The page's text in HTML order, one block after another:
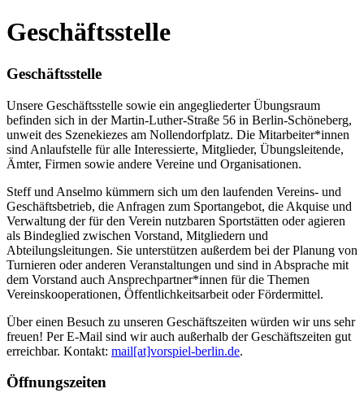
Geschäftsstelle
Geschäftsstelle
Unsere Geschäftsstelle sowie ein angegliederter Übungsraum
befinden sich in der Martin-Luther-Straße 56 in Berlin-Schöneberg,
unweit des Szenekiezes am Nollendorfplatz. Die Mitarbeiter*innen
sind Anlaufstelle für alle Interessierte, Mitglieder, Übungsleitende,
Ämter, Firmen sowie andere Vereine und Organisationen.
Steff und Anselmo kümmern sich um den laufenden Vereins- und
Geschäftsbetrieb, die Anfragen zum Sportangebot, die Akquise und
Verwaltung der für den Verein nutzbaren Sportstätten oder agieren
als Bindeglied zwischen Vorstand, Mitgliedern und
Abteilungsleitungen. Sie unterstützen außerdem bei der Planung von
Turnieren oder anderen Veranstaltungen und sind in Absprache mit
dem Vorstand auch Ansprechpartner*innen für die Themen
Vereinskooperationen, Öffentlichkeitsarbeit oder Fördermittel.
Über einen Besuch zu unseren Geschäftszeiten würden wir uns sehr
freuen! Per E-Mail sind wir auch außerhalb der Geschäftszeiten gut
erreichbar. Kontakt: mail[at]vorspiel-berlin.de.
Öffnungszeiten